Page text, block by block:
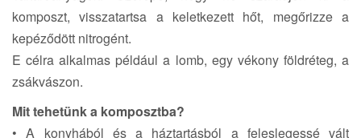
komposzt, visszatartsa a keletkezett hőt, megőrizze a
kepéződött nitrogént.
E célra alkalmas például a lomb, egy vékony földréteg, a
zsákvászon.
Mit tehetünk a komposztba?
• A konyhából és a háztartásból a feleslegessé vált